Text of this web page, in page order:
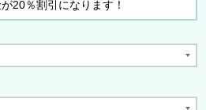
20％割引になります！